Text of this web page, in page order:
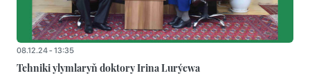
08.12.24 - 13:35
Tehniki ylymlaryň doktory Irina Lurýewa